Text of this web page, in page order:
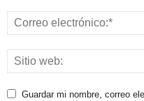
Guardar mi nombre, correo